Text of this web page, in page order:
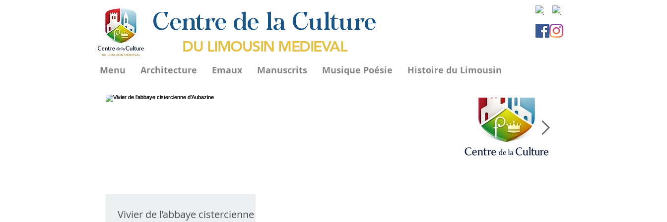
Centre de la Culture
DU LIMOUSIN MEDIEVAL
Menu Architecture Emaux Manuscrits Musique Poésie Histoire du Limousin
Vivier de l’abbaye cistercienne